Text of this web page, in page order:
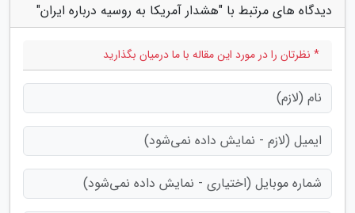
دیدگاه های مرتبط با "هشدار آمریکا به روسیه درباره ایران"
* نظرتان را در مورد این مقاله با ما درمیان بگذارید